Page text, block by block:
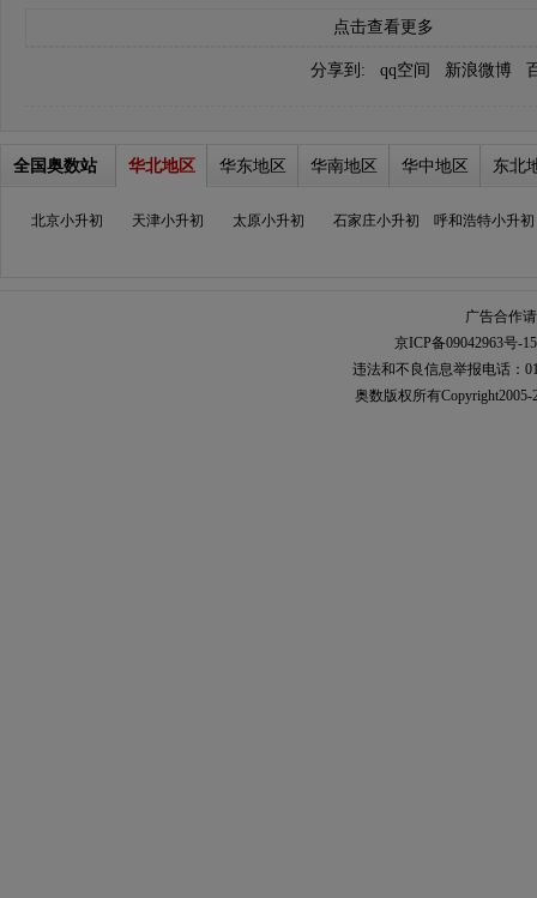
点击查看更多
分享到: qq空间 新浪微博
全国奥数站 华北地区 华东地区 华南地区 华中地区 东北
北京小升初 天津小升初 太原小升初 石家庄小升初 呼和浩特小升初
广告合作
京ICP备09042963号-15
违法和不良信息举报电话：
奥数 版权所有Copyright2005-